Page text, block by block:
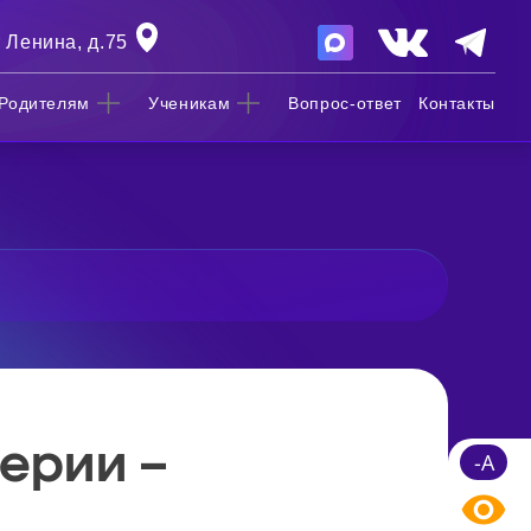
д.75
Ученикам Вопрос-ответ Контакты
– -A